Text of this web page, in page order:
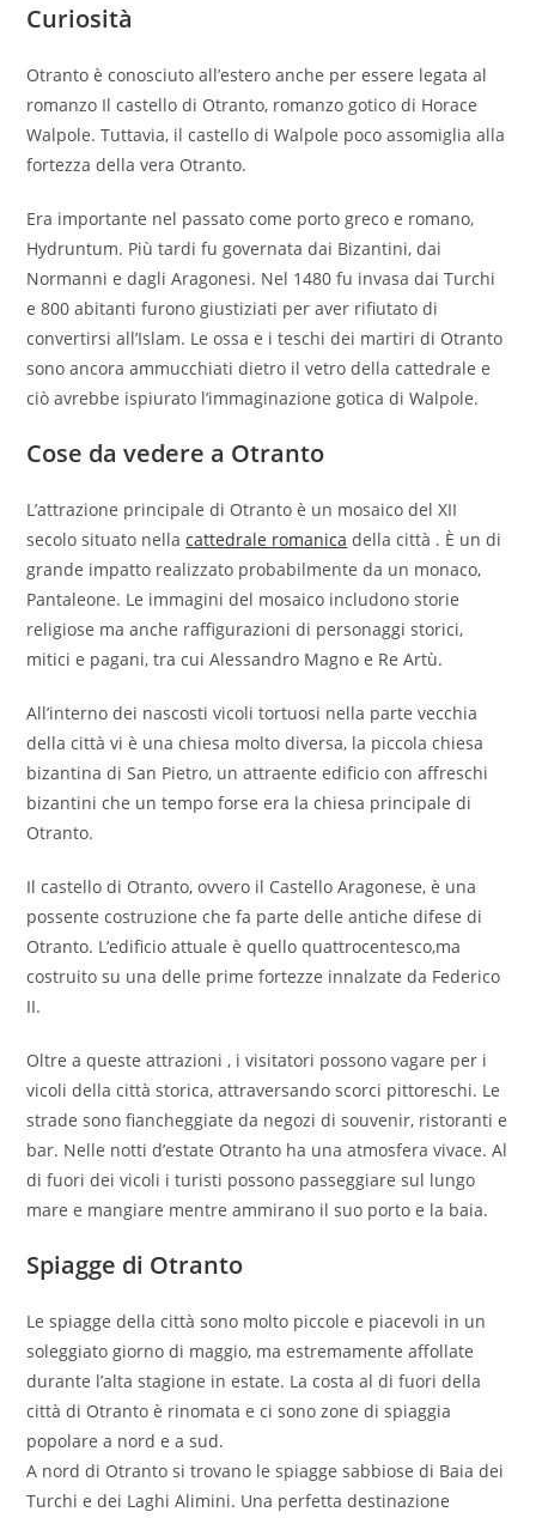
Curiosità
Otranto è conosciuto all’estero anche per essere legata al
romanzo Il castello di Otranto, romanzo gotico di Horace
Walpole. Tuttavia, il castello di Walpole poco assomiglia alla
fortezza della vera Otranto.
Era importante nel passato come porto greco e romano,
Hydruntum. Più tardi fu governata dai Bizantini, dai
Normanni e dagli Aragonesi. Nel 1480 fu invasa dai Turchi
e 800 abitanti furono giustiziati per aver rifiutato di
convertirsi all’Islam. Le ossa e i teschi dei martiri di Otranto
sono ancora ammucchiati dietro il vetro della cattedrale e
ciò avrebbe ispiurato l’immaginazione gotica di Walpole.
Cose da vedere a Otranto
L’attrazione principale di Otranto è un mosaico del XII
secolo situato nellacattedrale romanica della città . È un di
grande impatto realizzato probabilmente da un monaco,
Pantaleone. Le immagini del mosaico includono storie
religiose ma anche raffigurazioni di personaggi storici,
mitici e pagani, tra cui Alessandro Magno e Re Artù.
All’interno dei nascosti vicoli tortuosi nella parte vecchia
della città vi è una chiesa molto diversa, la piccola chiesa
bizantina di San Pietro, un attraente edificio con affreschi
bizantini che un tempo forse era la chiesa principale di
Otranto.
Il castello di Otranto, ovvero il Castello Aragonese, è una
possente costruzione che fa parte delle antiche difese di
Otranto. L’edificio attuale è quello quattrocentesco,ma
costruito su una delle prime fortezze innalzate da Federico
II.
Oltre a queste attrazioni , i visitatori possono vagare per i
vicoli della città storica, attraversando scorci pittoreschi. Le
strade sono fiancheggiate da negozi di souvenir, ristoranti e
bar. Nelle notti d’estate Otranto ha una atmosfera vivace. Al
di fuori dei vicoli i turisti possono passeggiare sul lungo
mare e mangiare mentre ammirano il suo porto e la baia.
Spiagge di Otranto
Le spiagge della città sono molto piccole e piacevoli in un
soleggiato giorno di maggio, ma estremamente affollate
durante l’alta stagione in estate. La costa al di fuori della
città di Otranto è rinomata e ci sono zone di spiaggia
popolare a nord e a sud.
A nord di Otranto si trovano le spiagge sabbiose di Baia dei
Turchi e dei Laghi Alimini. Una perfetta destinazione